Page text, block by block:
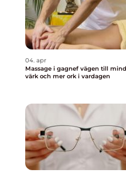
04. apr
Massage i gagnef vägen till mindre
värk och mer ork i vardagen